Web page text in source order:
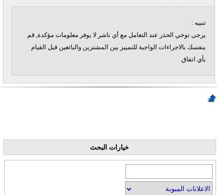
تنبيه :
يرجى توخي الحذر عند التعامل مع أي ناشر لا يوفر معلومات مؤكدة, قم
بنفسك بالاجراءات الواجبة للتمييز بين المشترين والبائعين قبل القيام
بأي اتفاق.
خيارات البحث